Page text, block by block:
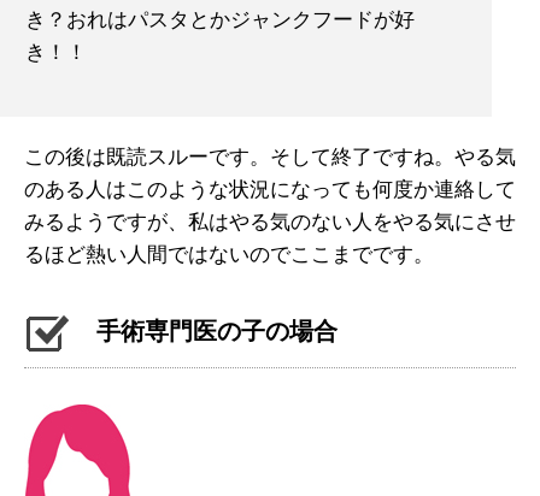
き？おれはパスタとかジャンクフードが好
き！！
この後は既読スルーです。そして終了ですね。やる気
のある人はこのような状況になっても何度か連絡して
みるようですが、私はやる気のない人をやる気にさせ
るほど熱い人間ではないのでここまでです。
手術専門医の子の場合